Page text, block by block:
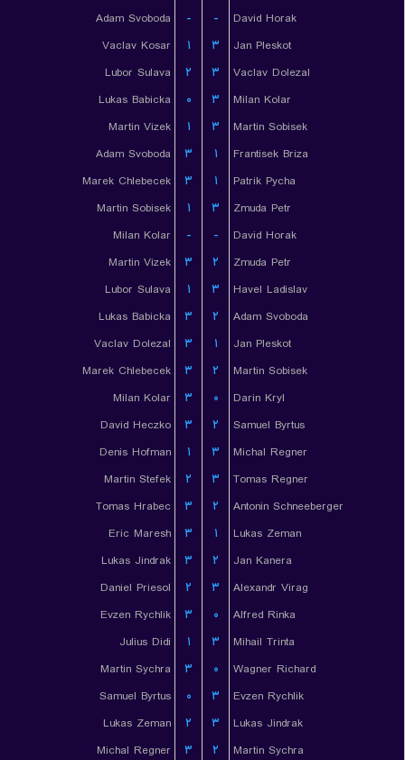
Adam Svoboda
- -
David Horak
Vaclav Kosar
۱ ۳
Jan Pleskot
Lubor Sulava
۲ ۳
Vaclav Dolezal
Lukas Babicka
۰ ۳
Milan Kolar
Martin Vizek
۱ ۳
Martin Sobisek
Adam Svoboda
۳ ۱
Frantisek Briza
Marek Chlebecek
۳ ۱
Patrik Pycha
Martin Sobisek
۱ ۳
Zmuda Petr
Milan Kolar
- -
David Horak
Martin Vizek
۳ ۲
Zmuda Petr
Lubor Sulava
۱ ۳
Havel Ladislav
Lukas Babicka
۳ ۲
Adam Svoboda
Vaclav Dolezal
۳ ۱
Jan Pleskot
Marek Chlebecek
۳ ۲
Martin Sobisek
Milan Kolar
۳ ۰
Darin Kryl
David Heczko
۳ ۲
Samuel Byrtus
Denis Hofman
۱ ۳
Michal Regner
Martin Stefek
۲ ۳
Tomas Regner
Tomas Hrabec
۳ ۲
Antonin Schneeberger
Eric Maresh
۳ ۱
Lukas Zeman
Lukas Jindrak
۳ ۲
Jan Kanera
Daniel Priesol
۲ ۳
Alexandr Virag
Evzen Rychlik
۳ ۰
Alfred Rinka
Julius Didi
۱ ۳
Mihail Trinta
Martin Sychra
۳ ۰
Wagner Richard
Samuel Byrtus
۰ ۳
Evzen Rychlik
Lukas Zeman
۲ ۳
Lukas Jindrak
Michal Regner
۳ ۲
Martin Sychra